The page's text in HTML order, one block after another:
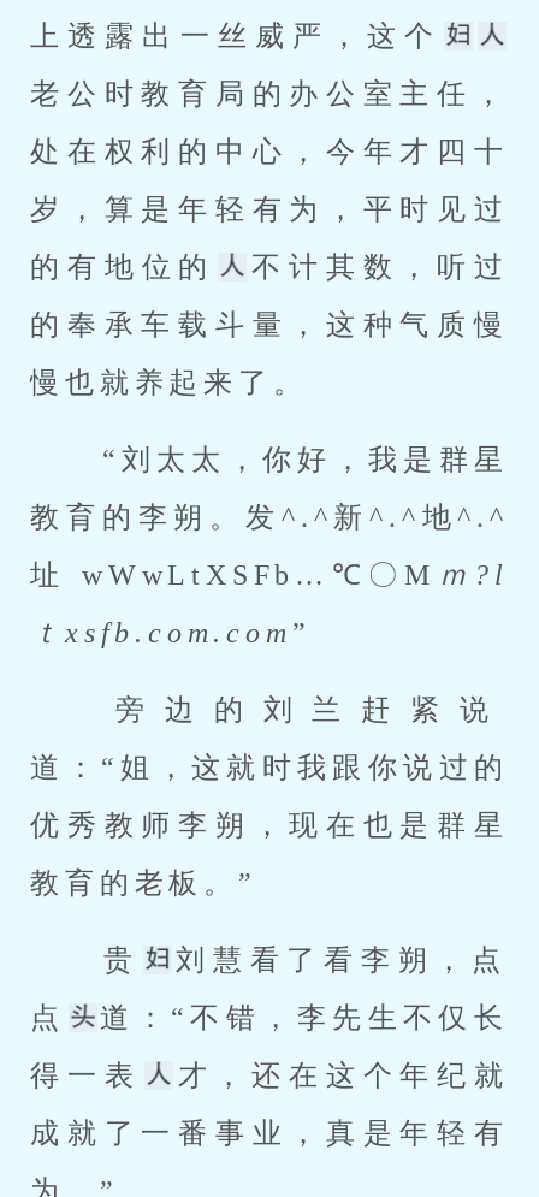
上透露出一丝威严，这个
老公时教育局的办公室主任，
处在权利的中心，今年才四十
岁，算是年轻有为，平时见过
的有地位的
不计其数，听过
的奉承车载斗量，这种气质慢
慢也就养起来了。
教育的李朔。发^.^新^.^地^.^
址 wWwLtXSFb…℃〇M ｍ?l
ｔxsfb.com.com ”
旁边的刘兰赶紧说
道：“姐，这就时我跟你说过的
优秀教师李朔，现在也是群星
教育的老板。”
贵
刘慧看了看李朔，点
点
道：“不错，李先生不仅长
得一表
才，还在这个年纪就
成就了一番事业，真是年轻有